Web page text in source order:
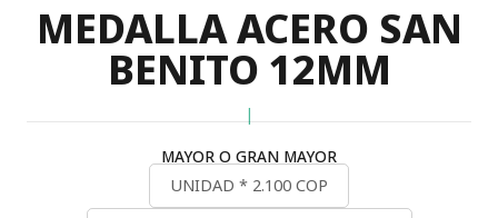
MEDALLA ACERO SAN
BENITO 12MM
|
MAYOR O GRAN MAYOR
UNIDAD * 2.100 COP